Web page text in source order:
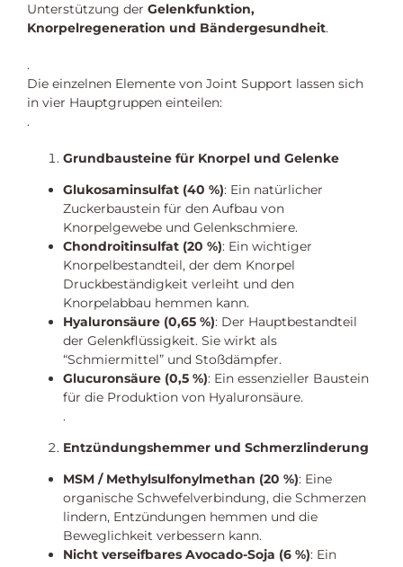
Unterstützung der Gelenkfunktion,
Knorpelregeneration und Bändergesundheit.
.
Die einzelnen Elemente von Joint Support lassen sich
in vier Hauptgruppen einteilen:
.
Grundbausteine für Knorpel und Gelenke
Glukosaminsulfat (40 %): Ein natürlicher
Zuckerbaustein für den Aufbau von
Knorpelgewebe und Gelenkschmiere.
Chondroitinsulfat (20 %): Ein wichtiger
Knorpelbestandteil, der dem Knorpel
Druckbeständigkeit verleiht und den
Knorpelabbau hemmen kann.
Hyaluronsäure (0,65 %): Der Hauptbestandteil
der Gelenkflüssigkeit. Sie wirkt als
“Schmiermittel” und Stoßdämpfer.
Glucuronsäure (0,5 %): Ein essenzieller Baustein
für die Produktion von Hyaluronsäure.
.
Entzündungshemmer und Schmerzlinderung
MSM / Methylsulfonylmethan (20 %): Eine
organische Schwefelverbindung, die Schmerzen
lindern, Entzündungen hemmen und die
Beweglichkeit verbessern kann.
Nicht verseifbares Avocado-Soja (6 %): Ein